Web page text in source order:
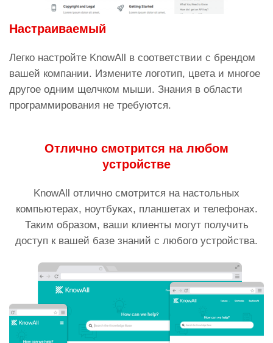
Настраиваемый
Легко настройте KnowAll в соответствии с брендом
вашей компании. Измените логотип, цвета и многое
другое одним щелчком мыши. Знания в области
программирования не требуются.
Отлично смотрится на любом
устройстве
KnowAll отлично смотрится на настольных
компьютерах, ноутбуках, планшетах и телефонах.
Таким образом, ваши клиенты могут получить
доступ к вашей базе знаний с любого устройства.